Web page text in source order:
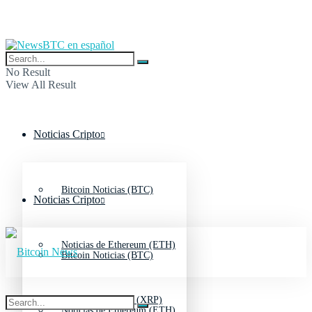
No Result
View All Result
Noticias Cripto
Bitcoin Noticias (BTC)
Noticias de Ethereum (ETH)
Noticias de Ripple (XRP)
Noticias Cripto
Bitcoin Noticias (BTC)